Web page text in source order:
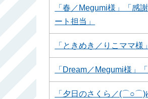
「春／Megumi様」「感
ート担当」
「ときめき／りこママ様
「Dream／Megumi様」
「夕日のさくら／(⌒○⌒)